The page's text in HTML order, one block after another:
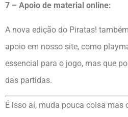
7 – Apoio de material online:
A nova edição do Piratas!
apoio em nosso site, como
essencial para o jogo, mas que
das partidas.
É isso aí, muda pouca coisa mas